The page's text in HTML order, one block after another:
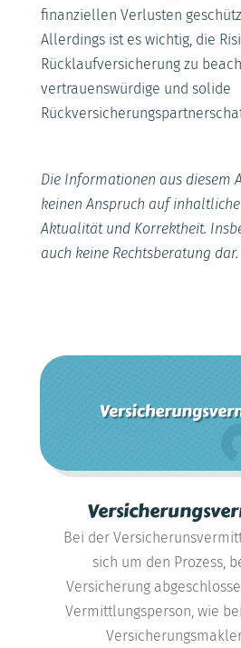
finanziellen Verlusten
Allerdings ist es wichtig, die
Rücklaufversicherung zu
vertrauenswürdige und solide
Die Informationen aus diesem
keinen Anspruch auf
Aktualität und Korrektheit.
auch keine Rechtsberatung dar.
Bei der
sich um den Prozess,
Versicherung
Vermittlungsperson, wie